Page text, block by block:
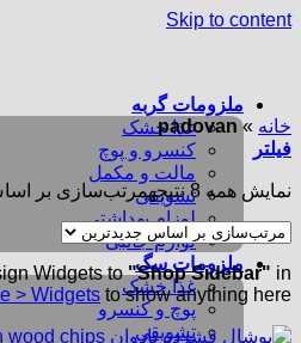
Skip to content
ملزومات گربه
غذا خشک
کنسرو و پوچ
مالت و مکمل
تشویقی
لوزام بهداشتی
لوازم جانبی
ملزومات سگ
غذا خشک
پوچ و کنسرو
تشویقی
خانه »
padovan
فیلتر
نمایش همه 8 نتیجه مرتب‌سازی بر
Widgets to"Shop Sidebar" in
> Widgets to show anything here